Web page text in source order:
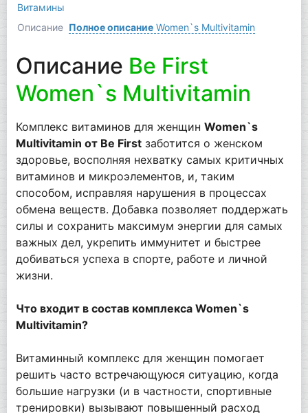
Витамины
Описание Полное описаниеWomen`s Multivitamin
Описание Be First
Women`s Multivitamin
Комплекс витаминов для женщин Women`s
Multivitamin от Be Firstзаботится о женском
здоровье, восполняя нехватку самых критичных
витаминов и микроэлементов, и, таким
способом, исправляя нарушения в процессах
обмена веществ. Добавка позволяет поддержать
силы и сохранить максимум энергии для самых
важных дел, укрепить иммунитет и быстрее
добиваться успеха в спорте, работе и личной
жизни.
Что входит в состав комплекса Women`s
Multivitamin?
Витаминный комплекс для женщин помогает
решить часто встречающуюся ситуацию, когда
большие нагрузки (и в частности, спортивные
тренировки) вызывают повышенный расход